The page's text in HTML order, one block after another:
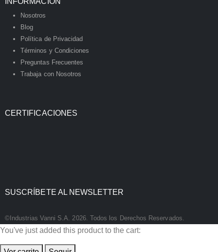
Nosotros
Blog
Política de Privacidad
Términos y Condiciones
Preguntas Frecuentes
Trabaja con Nosotros
CERTIFICACIONES
SUSCRÍBETE AL NEWSLETTER
©Industrias Vanni S.A. 2026. Todos los Derechos Reservados.
You've just added this product to the cart: